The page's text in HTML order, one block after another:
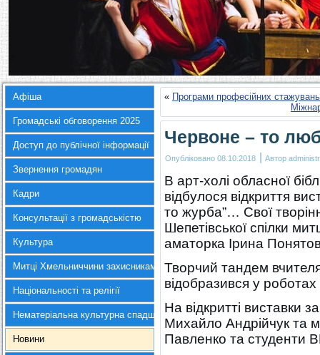
Афіша
Громадські обговорення 2025
Доступ до публічної інформації
Звернення громадян
Кадри
Консультації з громадськістю
Культура
Митці Хмельниччини захисникам України
Національності та релігії
Нематеріальна культурна спадщина
Новини
« Програми професійних стажувань
Червоне – то
Опубліковано 08.10.2018 | Автор
В арт-холі обласної
відбулося відкриття
то журба”… Свої
Шепетівської спілки
аматорка Ірина
Творчий тандем
відобразився у роботах
На відкритті виставки
Михайло Андрійчук та
Павленко та студенти